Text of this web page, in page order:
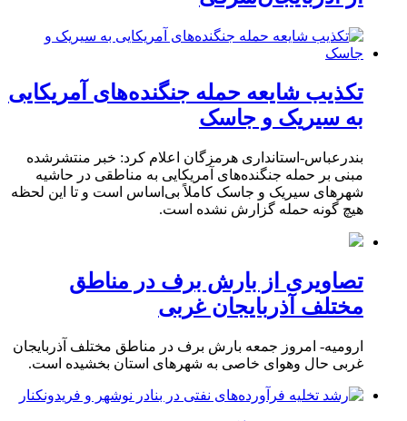
تکذیب شایعه حمله جنگنده‌های آمریکایی
به سیریک و جاسک
بندرعباس-استانداری هرمزگان اعلام کرد: خبر منتشرشده
مبنی بر حمله جنگنده‌های آمریکایی به مناطقی در حاشیه
شهرهای سیریک و جاسک کاملاً بی‌اساس است و تا این لحظه
هیچ گونه حمله گزارش نشده است.
تصاویری از بارش برف در مناطق
مختلف آذربایجان غربی
ارومیه- امروز جمعه بارش برف در مناطق مختلف آذربایجان
غربی حال وهوای خاصی به شهرهای استان بخشیده است.